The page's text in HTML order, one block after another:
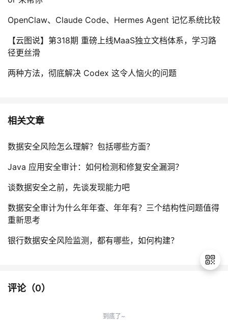
OpenClaw、Claude Code、Hermes Agent 记忆系统比较
【云图说】第318期 重磅上线MaaS独立文档体系，学习路
径更丝滑
两种方法，彻底解决 Codex 这令人恼火的问题
相关文章
数据安全风险怎么理解？包括哪些方面？
Java 应用安全审计：如何检测和修复安全漏洞？
谈数据安全之前，先谈发现能力吧
数据安全审计为什么年年查、年年有？三个结构性问题值得
重新思考
银行数据安全风险监测，都有哪些，如何构建？
评论（0）
到底了~